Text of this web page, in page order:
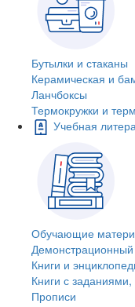
Бутылки и стаканы
Керамическая и
Ланчбоксы
Термокружки и
Учебная
Обучающие
Книги и
Книги с заданиями,
Прописи